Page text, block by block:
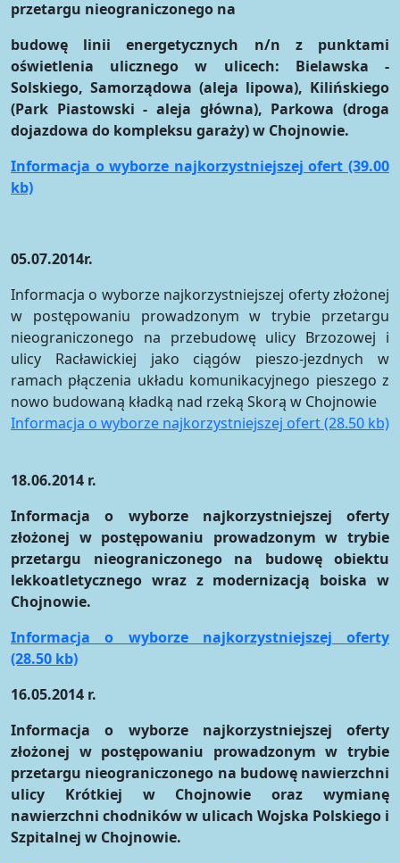
przetargu nieograniczonego na
budowę linii energetycznych n/n z punktami
oświetlenia ulicznego w ulicech: Bielawska -
Solskiego, Samorządowa (aleja lipowa), Kilińskiego
(Park Piastowski - aleja główna), Parkowa (droga
dojazdowa do kompleksu garaży) w Chojnowie.
Informacja o wyborze najkorzystniejszej ofert (39.00
kb)
05.07.2014r.
Informacja o wyborze najkorzystniejszej oferty złożonej
w postępowaniu prowadzonym w trybie przetargu
nieograniczonego na przebudowę ulicy Brzozowej i
ulicy Racławickiej jako ciągów pieszo-jezdnych w
ramach płączenia układu komunikacyjnego pieszego z
nowo budowaną kładką nad rzeką Skorą w Chojnowie
Informacja o wyborze najkorzystniejszej ofert (28.50 kb)
18.06.2014 r.
Informacja o wyborze najkorzystniejszej oferty
złożonej w postępowaniu prowadzonym w trybie
przetargu nieograniczonego na budowę obiektu
lekkoatletycznego wraz z modernizacją boiska w
Chojnowie.
Informacja o wyborze najkorzystniejszej oferty
(28.50 kb)
16.05.2014 r.
Informacja o wyborze najkorzystniejszej oferty
złożonej w postępowaniu prowadzonym w trybie
przetargu nieograniczonego na budowę nawierzchni
ulicy Krótkiej w Chojnowie oraz wymianę
nawierzchni chodników w ulicach Wojska Polskiego i
Szpitalnej w Chojnowie.